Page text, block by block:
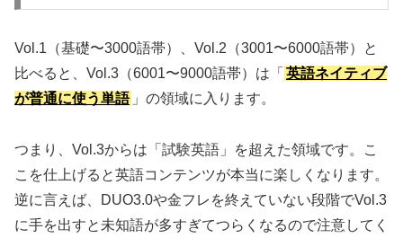
Vol.1（基礎〜3000語帯）、Vol.2（3001〜6000語帯）と
比べると、Vol.3（6001〜9000語帯）は「 英語ネイティブ
が普通に使う単語 」の領域に入ります。
つまり、Vol.3からは「試験英語」を超えた領域です。こ
こを仕上げると英語コンテンツが本当に楽しくなります。
逆に言えば、DUO3.0や金フレを終えていない段階でVol.3
に手を出すと未知語が多すぎてつらくなるので注意してく